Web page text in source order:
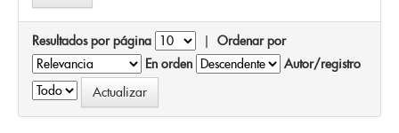
Resultados por página | Ordenar por
En orden
Autor/registro